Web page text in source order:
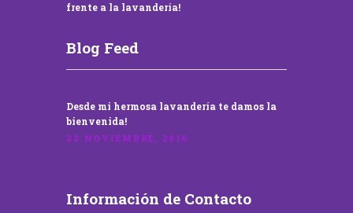
frente a la lavandería!
Blog Feed
Desde mi hermosa lavandería te damos la
bienvenida!
22 NOVIEMBRE, 2016
Información de Contacto